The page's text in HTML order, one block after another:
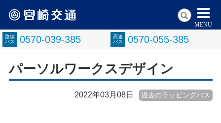
路線
バス
0570-039-385
高速
バス
0570-055-385
MENU
パーソルワークスデザイン
2022年03月08日 過去のラッピングバス